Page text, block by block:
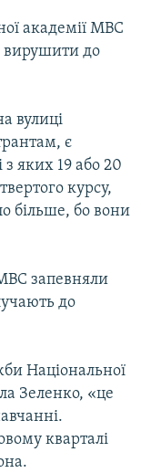
академії МВС
вирушити до
вулиці
є
з яких 19 або 20
курсу,
більше, бо вони
запевняли
до
Національної
Зеленко, «це
кварталі